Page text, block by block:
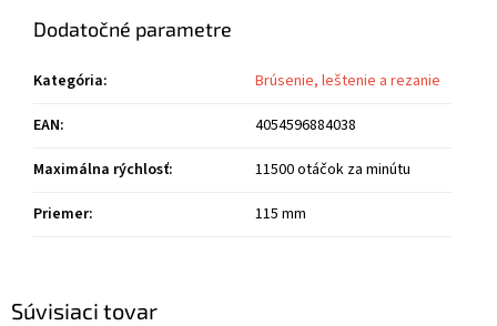
Súvisiaci tovar
Dodatočné parametre
Kategória:
Brúsenie, leštenie a rezanie
EAN:
4054596884038
Maximálna rýchlosť:
11500 otáčok za minútu
Priemer: 115 mm